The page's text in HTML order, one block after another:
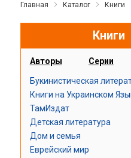
Главная Каталог Книги
Книги
Авторы Серии
Букинистическая
Книги на Украинском
ТамИздат
Детская литература
Дом и семья
Еврейский мир